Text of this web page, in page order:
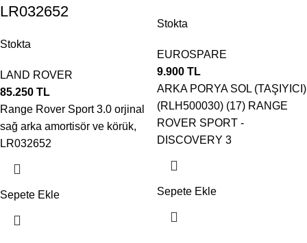
LR032652
Stokta
LAND ROVER
85.250 TL
Range Rover Sport 3.0 orjinal
sağ arka amortisör ve körük,
LR032652
Sepete Ekle
Stokta
EUROSPARE
9.900 TL
ARKA PORYA SOL (TAŞIYICI)
(RLH500030) (17) RANGE
ROVER SPORT -
DISCOVERY 3
Sepete Ekle